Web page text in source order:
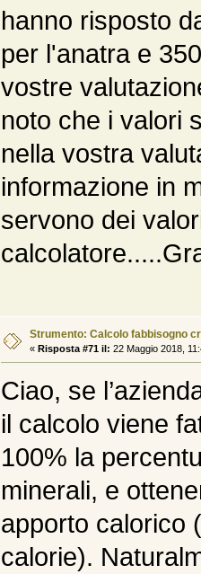
hanno risposto
per l'anatra e
vostre
noto che i valori
nella vostra
informazione in
servono dei
Strumento: Calcolo fabbisogno
« Risposta #71 il: 22 Maggio 2018,
Ciao, se
il calcolo viene
100% la
minerali, e
apporto calorico
calorie).